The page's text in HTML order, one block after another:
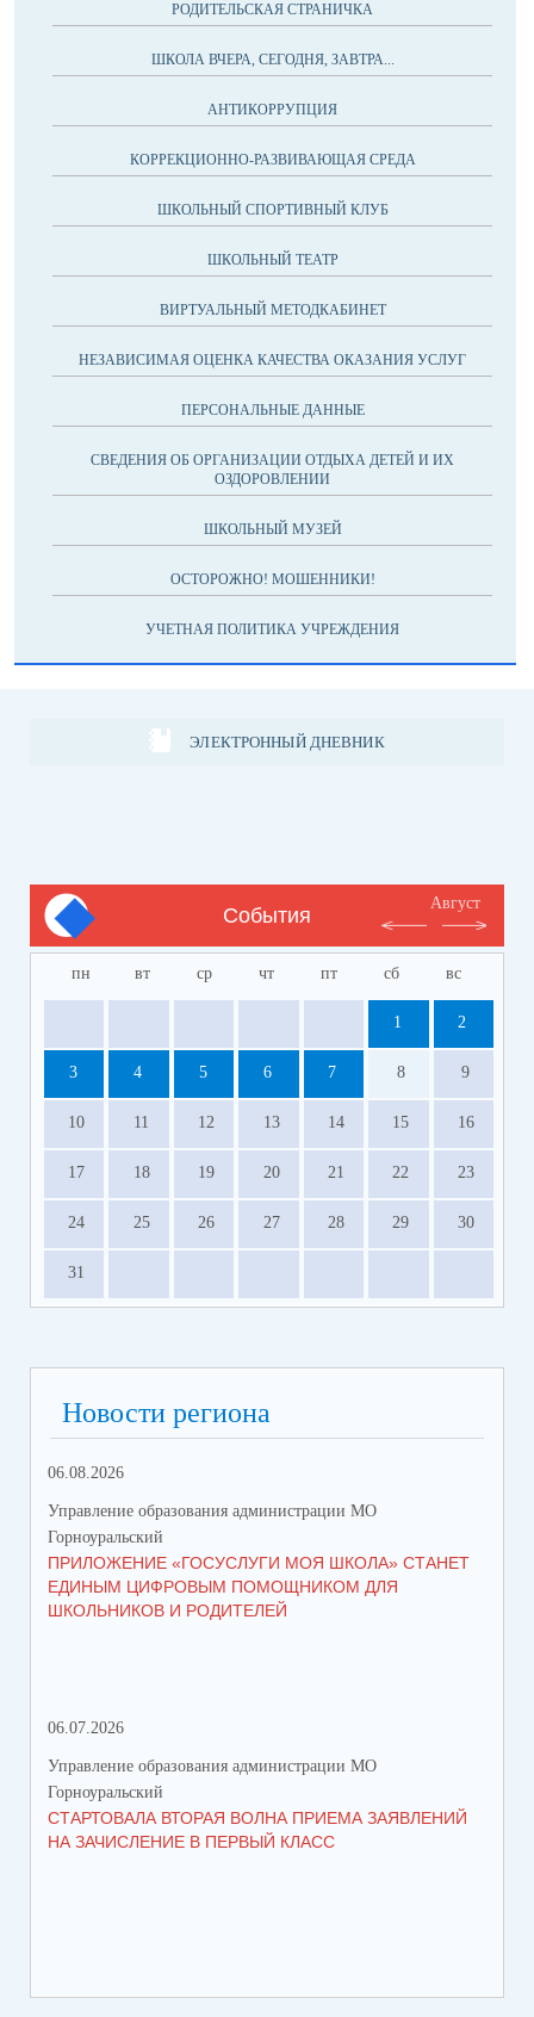
РОДИТЕЛЬСКАЯ СТРАНИЧКА
ШКОЛА ВЧЕРА, СЕГОДНЯ, ЗАВТРА...
АНТИКОРРУПЦИЯ
КОРРЕКЦИОННО-РАЗВИВАЮЩАЯ СРЕДА
ШКОЛЬНЫЙ СПОРТИВНЫЙ КЛУБ
ШКОЛЬНЫЙ ТЕАТР
ВИРТУАЛЬНЫЙ МЕТОДКАБИНЕТ
НЕЗАВИСИМАЯ ОЦЕНКА КАЧЕСТВА ОКАЗАНИЯ УСЛУГ
ПЕРСОНАЛЬНЫЕ ДАННЫЕ
СВЕДЕНИЯ ОБ ОРГАНИЗАЦИИ ОТДЫХА ДЕТЕЙ И ИХ
ОЗДОРОВЛЕНИИ
ШКОЛЬНЫЙ МУЗЕЙ
ОСТОРОЖНО! МОШЕННИКИ!
УЧЕТНАЯ ПОЛИТИКА УЧРЕЖДЕНИЯ
ЭЛЕКТРОННЫЙ ДНЕВНИК
События
Август
пн вт ср чт пт сб вс
1 2
3 4 5 6 7 8 9
10 11 12 13 14 15 16
17 18 19 20 21 22 23
24 25 26 27 28 29 30
31
Новости региона
06.08.2026
Управление образования администрации МО
Горноуральский
ПРИЛОЖЕНИЕ «ГОСУСЛУГИ МОЯ ШКОЛА» СТАНЕТ
ЕДИНЫМ ЦИФРОВЫМ ПОМОЩНИКОМ ДЛЯ
ШКОЛЬНИКОВ И РОДИТЕЛЕЙ
06.07.2026
Управление образования администрации МО
Горноуральский
СТАРТОВАЛА ВТОРАЯ ВОЛНА ПРИЕМА ЗАЯВЛЕНИЙ
НА ЗАЧИСЛЕНИЕ В ПЕРВЫЙ КЛАСС